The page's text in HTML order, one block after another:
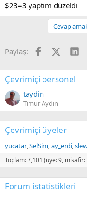
$23=3 yaptım düzeldi
Paylaş: Facebook
X
Çevrimiçi personel
taydin
Timur Aydın
Çevrimiçi üyeler
yucatar SelSim ay_erdi
Toplam: 7,101 (üye: 9, misafir:
Forum istatistikleri